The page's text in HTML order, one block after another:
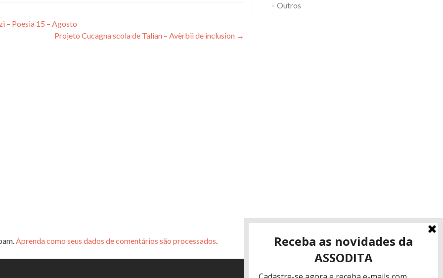
– Poesia 15 – Agosto
Projeto Cucagna scola de Talian – Avèrbii de inclusion →
Aprenda como seus dados de comentários são processados.
Outros